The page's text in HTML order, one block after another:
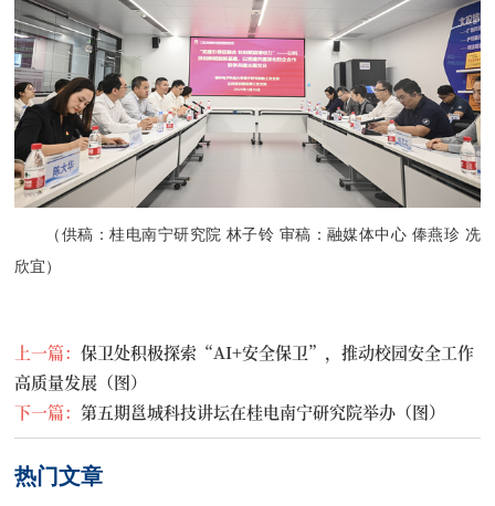
上一篇：​保卫处积极探索“AI+安全保卫”，推动校园安全工作
高质量发展（图）
下一篇：​第五期邕城科技讲坛在桂电南宁研究院举办（图）
热门文章
（供稿：桂电南宁研究院 林子铃 审稿：融媒体中心 俸燕珍 冼
欣宜）